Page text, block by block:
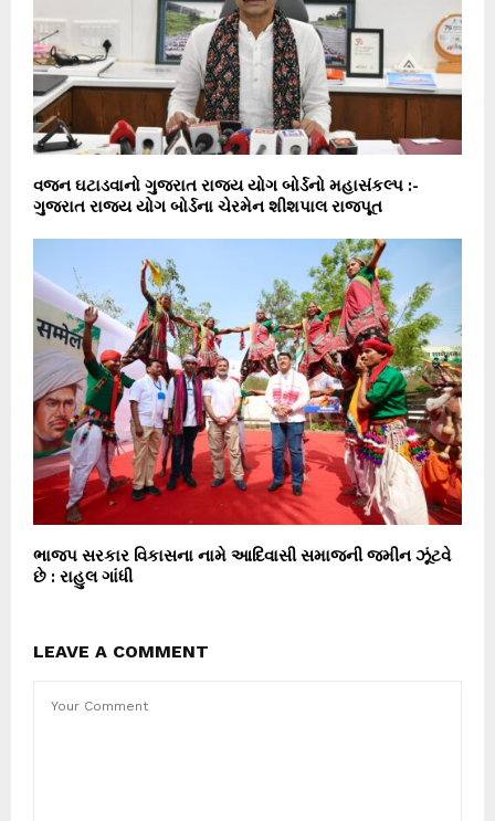
વજન ઘટાડવાનો ગુજરાત રાજ્ય યોગ બોર્ડનો મહાસંકલ્પ :-
ગુજરાત રાજ્ય યોગ બોર્ડના ચેરમેન શીશપાલ રાજપૂત
ભાજપ સરકાર વિકાસના નામે આદિવાસી સમાજની જમીન ઝૂંટવે
છે : રાહુલ ગાંધી
LEAVE A COMMENT